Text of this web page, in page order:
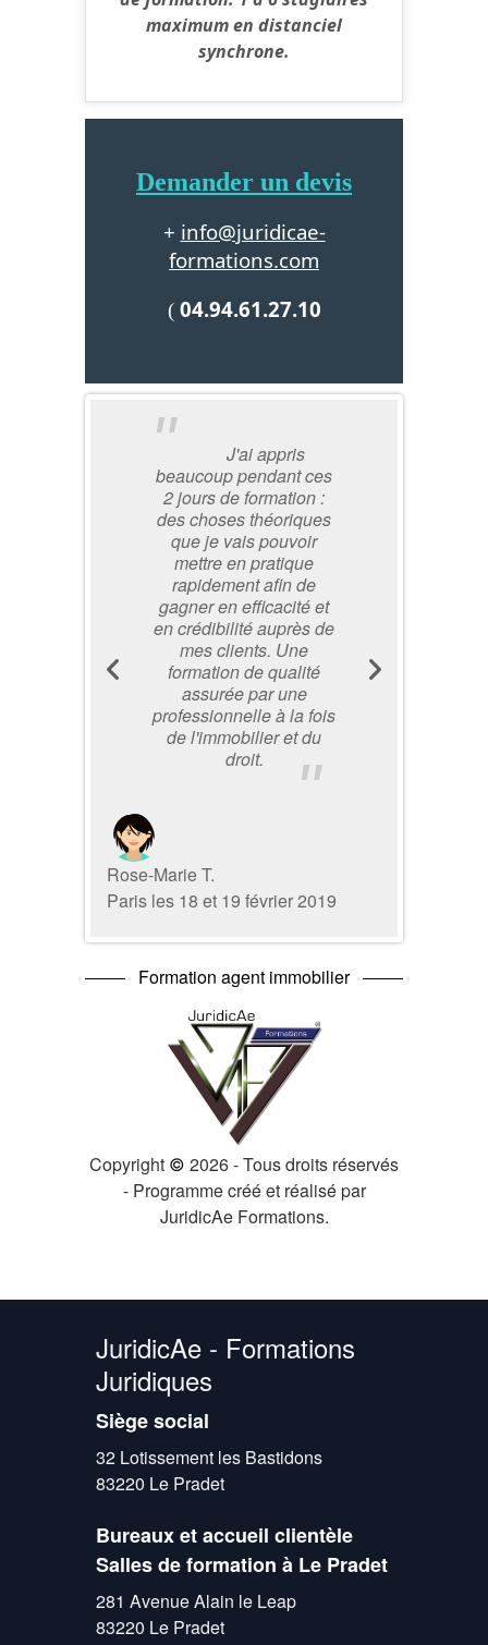
maximum en distanciel
synchrone.
Demander un devis
+ info@juridicae-
formations.com
(04.94.61.27.10
J'ai appris
beaucoup pendant ces
2 jours de formation :
des choses théoriques
que je vais pouvoir
mettre en pratique
rapidement afin de
gagner en efficacité et
en crédibilité auprès de
mes clients. Une
formation de qualité
assurée par une
professionnelle à la fois
de l'immobilier et du
droit.
Rose-Marie T.
Paris les 18 et 19 février 2019
Formation agent immobilier
Copyright © 2026 - Tous droits réservés
- Programme créé et réalisé par
JuridicAe Formations.
JuridicAe - Formations
Juridiques
Siège social
32 Lotissement les Bastidons
83220 Le Pradet
Bureaux et accueil clientèle
Salles de formation à Le Pradet
281 Avenue Alain le Leap
83220 Le Pradet